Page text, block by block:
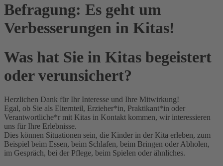
Befragung: Es geht um
Verbesserungen in Kitas!
Was hat Sie in Kitas begeistert
oder verunsichert?
Herzlichen Dank für Ihr Interesse und Ihre Mitwirkung!
Egal, ob Sie als Elternteil, Erzieher*in, Praktikant*in oder
Verantwortliche*r mit Kitas in Kontakt kommen, wir interessieren
uns für Ihre Erlebnisse.
Dies können Situationen sein, die Kinder in der Kita erleben, zum
Beispiel beim Essen, beim Schlafen, beim Bringen oder Abholen,
im Gespräch, bei der Pflege, beim Spielen oder ähnliches.